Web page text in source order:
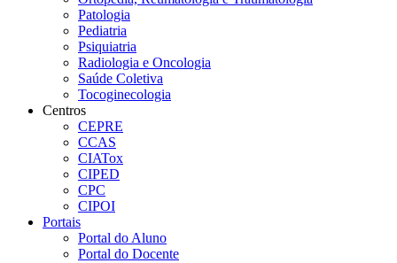
Patologia
Pediatria
Psiquiatria
Radiologia e Oncologia
Saúde Coletiva
Tocoginecologia
Centros
CEPRE
CCAS
CIATox
CIPED
CPC
CIPOI
Portais
Portal do Aluno
Portal do Docente